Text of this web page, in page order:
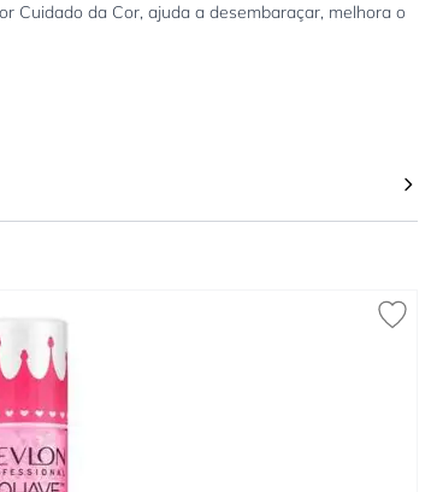
Cuidado da Cor, ajuda a desembaraçar, melhora o